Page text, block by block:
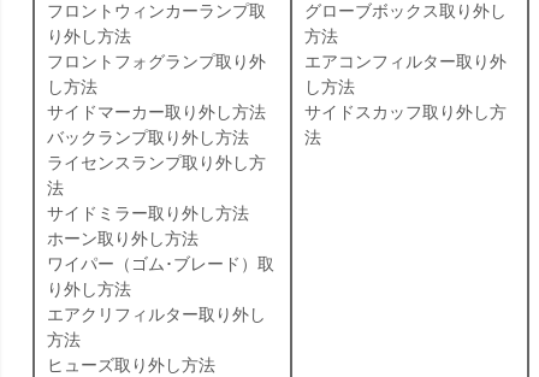
フロントウィンカーランプ取
り外し方法
フロントフォグランプ取り外
し方法
サイドマーカー取り外し方法
バックランプ取り外し方法
ライセンスランプ取り外し方
法
サイドミラー取り外し方法
ホーン取り外し方法
ワイパー（ゴム･ブレード）取
り外し方法
エアクリフィルター取り外し
方法
ヒューズ取り外し方法
グローブボックス取り外し
方法
エアコンフィルター取り外
し方法
サイドスカッフ取り外し方
法